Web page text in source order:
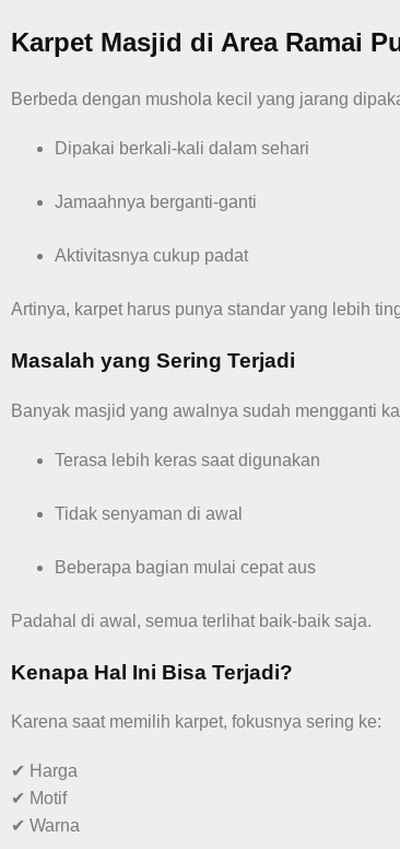
Karpet Masjid di Area Ramai
Berbeda dengan mushola kecil yang jarang
Dipakai berkali-kali dalam sehari
Jamaahnya berganti-ganti
Aktivitasnya cukup padat
Artinya, karpet harus punya standar yang lebih
Masalah yang Sering Terjadi
Banyak masjid yang awalnya sudah mengganti
Terasa lebih keras saat digunakan
Tidak senyaman di awal
Beberapa bagian mulai cepat aus
Padahal di awal, semua terlihat baik-baik saja.
Kenapa Hal Ini Bisa Terjadi?
Karena saat memilih karpet, fokusnya sering ke:
✔ Harga
✔ Motif
✔ Warna